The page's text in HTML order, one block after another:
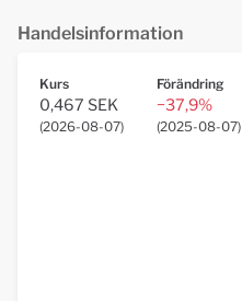
Handelsinformation
Kurs
0,467 SEK
(2026-08-07)
Förändring
−37,9%
(2025-08-07)